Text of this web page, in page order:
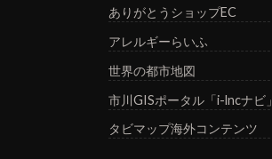
ありがとうショップEC
アレルギーらいふ
世界の都市地図
市川GISポータル「i-lncナビ」
タビマップ海外コンテンツ